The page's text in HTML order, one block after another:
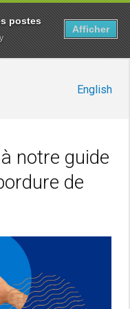
English
notre guide
de
postes
Afficher